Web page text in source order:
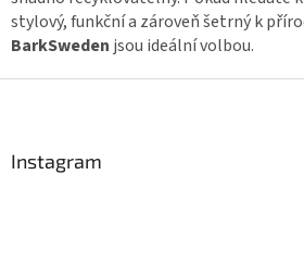
stylový, funkční a zároveň šetrný k
BarkSwedenjsou ideální volbou.
Instagram